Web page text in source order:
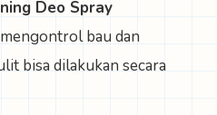
Deo Spray
bau dan
bisa dilakukan secara